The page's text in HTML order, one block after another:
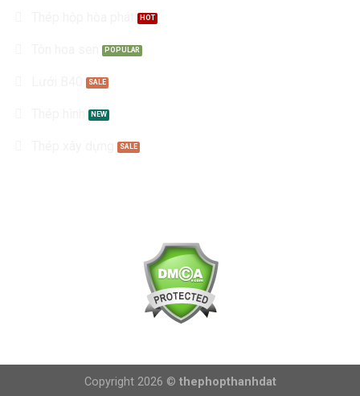
Copyright 2026 © thephopthanhdat